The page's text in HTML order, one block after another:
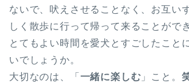
ないで、吠えさせることなく、お互い
しく散歩に行って帰って来ることがで
とてもよい時間を愛犬とすごしたこと
いでしょうか。
大切なのは、「 一緒に楽しむ 」こと。